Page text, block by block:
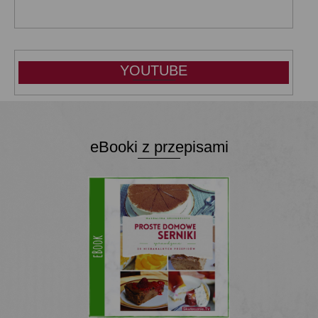
YOUTUBE
eBooki z przepisami